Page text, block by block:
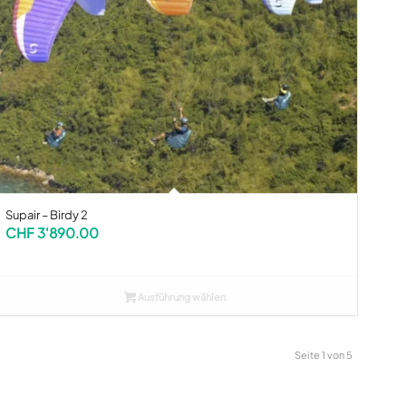
Supair – Birdy 2
CHF3'890.00
Ausführung wählen
Seite 1 von 5